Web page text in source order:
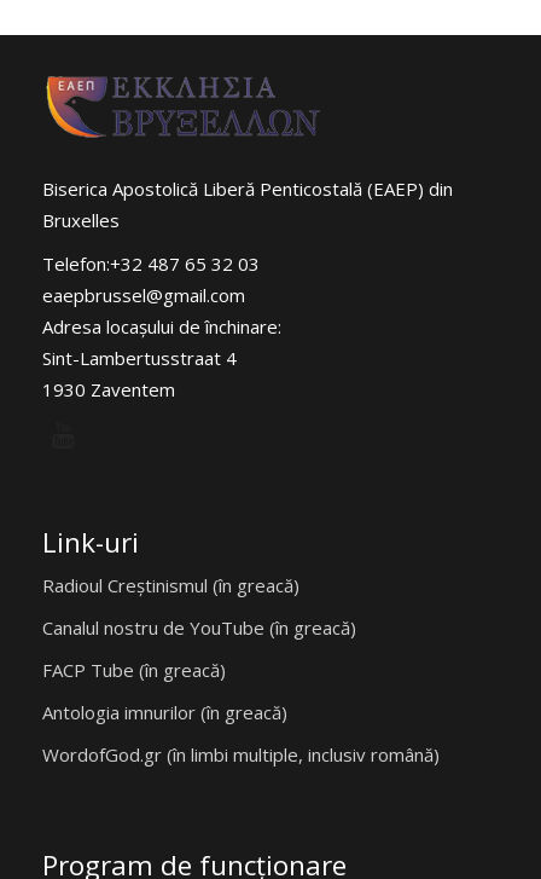
Biserica Apostolică Liberă Penticostală (EAEP) din
Bruxelles
Telefon:+32 487 65 32 03
eaepbrussel@gmail.com
Adresa locaşului de închinare:
Sint-Lambertusstraat 4
1930 Zaventem
Link-uri
Radioul Creștinismul (în greacă)
Canalul nostru de YouTube (în greacă)
FACP Tube (în greacă)
Antologia imnurilor (în greacă)
WordofGod.gr (în limbi multiple, inclusiv română)
Program de funcţionare